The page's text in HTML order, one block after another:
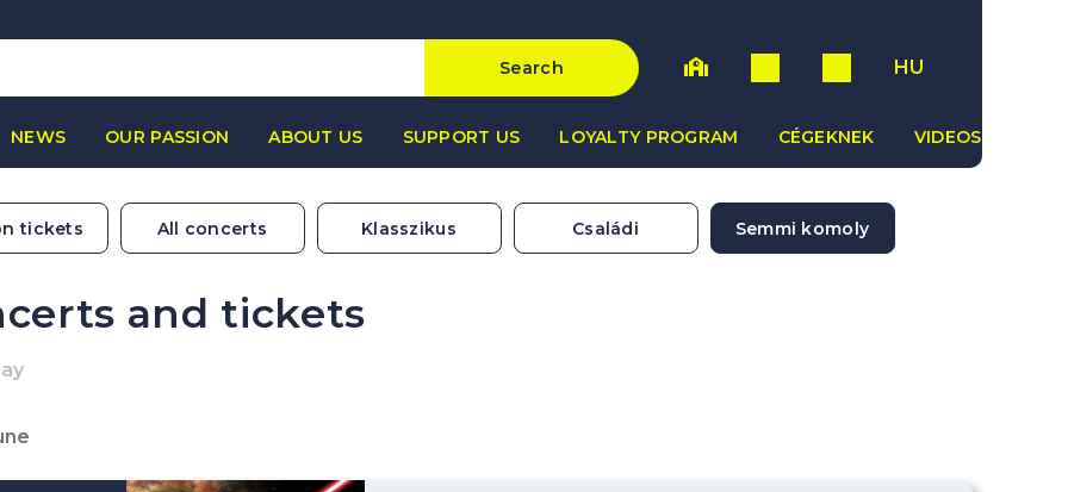
Search HU
NEWS OUR PASSION ABOUT US SUPPORT US LOYALTY PROGRAM CÉGEKNEK VIDEOS
tickets All concerts Klasszikus Családi Semmi komoly
and tickets